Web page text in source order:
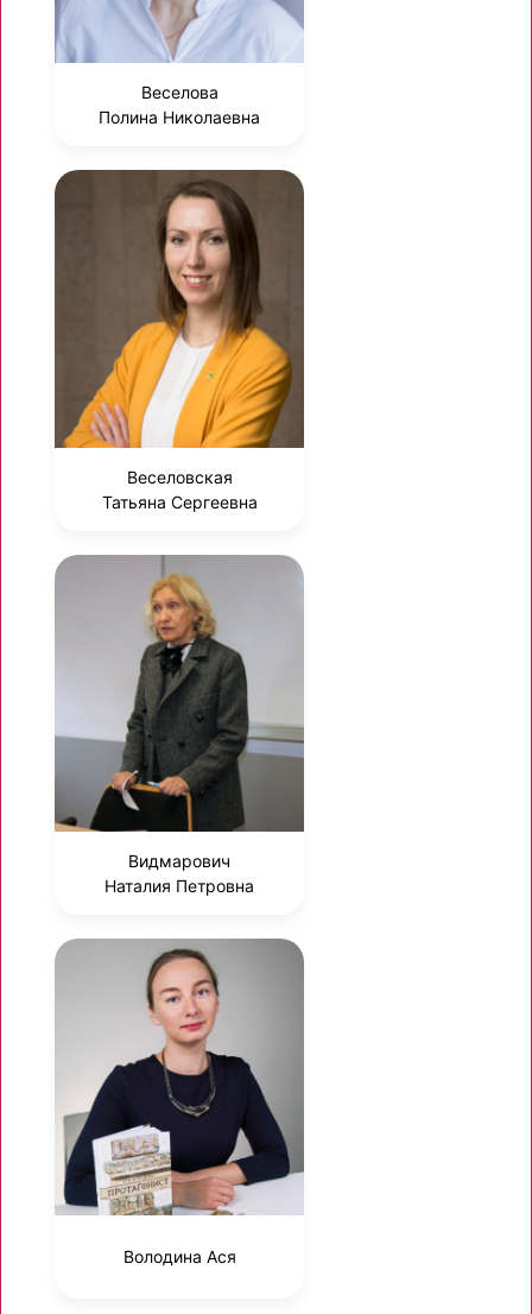
Веселова
Полина Николаевна
Веселовская
Татьяна Сергеевна
Видмарович
Наталия Петровна
Володина Ася